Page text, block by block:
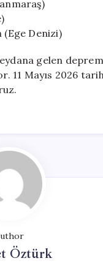
(Ege Denizi)
gelen
11 Mayıs 2026
Öztürk